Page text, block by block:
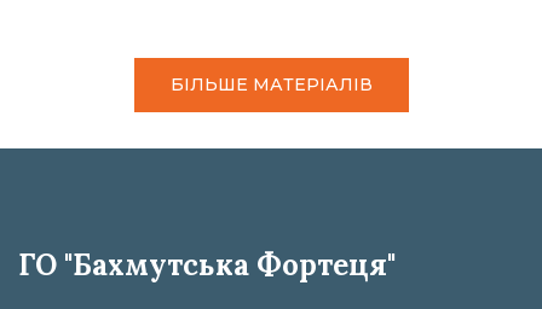
БІЛЬШЕ МАТЕРІАЛІВ
ГО "Бахмутська Фортеця"